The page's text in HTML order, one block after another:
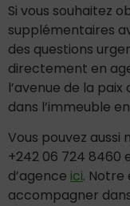
Si vous souhaitez
supplémentaires
des questions
directement en
l’avenue de la
dans l’immeuble
Vous pouvez
+242 06 724 8460
d’agence ici. Notre
accompagner